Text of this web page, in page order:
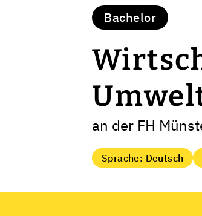
Bachelor
an der FH
Sprache: Deutsch